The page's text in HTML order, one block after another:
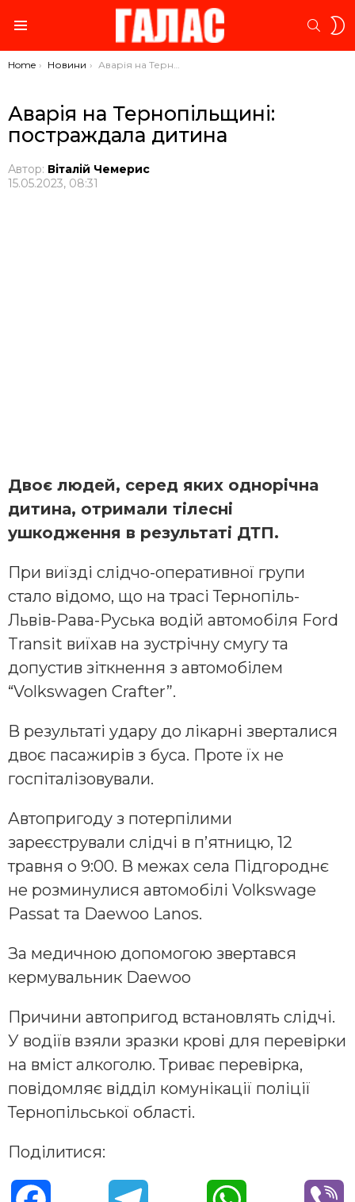
You are here:
Home Новини Аварія на Тернопільщині: постраждала дитина
Аварія на Тернопільщині:
постраждала дитина
Автор: Віталій Чемерис
15.05.2023, 08:31
Двоє людей, серед яких однорічна
дитина, отримали тілесні
ушкодження в результаті ДТП.
При виїзді слідчо-оперативної групи
стало відомо, що на трасі Тернопіль-
Львів-Рава-Руська водій автомобіля Ford
Transit виїхав на зустрічну смугу та
допустив зіткнення з автомобілем
“Volkswagen Crafter”.
В результаті удару до лікарні зверталися
двоє пасажирів з буса. Проте їх не
госпіталізовували.
Автопригоду з потерпілими
зареєстрували слідчі в п’ятницю, 12
травня о 9:00. В межах села Підгороднє
не розминулися автомобілі Volkswage
Passat та Daewoo Lanos.
За медичною допомогою звертався
кермувальник Daewoo
Причини автопригод встановлять слідчі.
У водіїв взяли зразки крові для перевірки
на вміст алкоголю. Триває перевірка,
повідомляє відділ комунікації поліції
Тернопільської області.
Поділитися: